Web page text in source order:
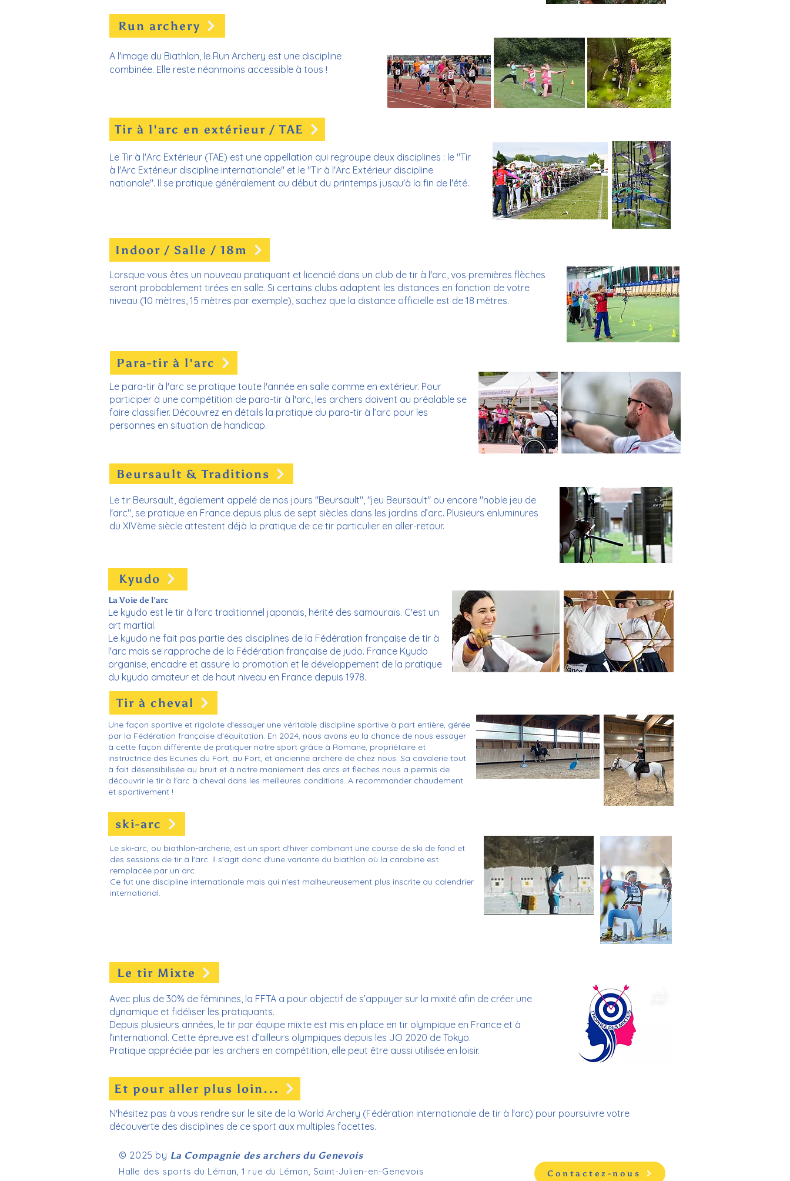
Run archery
A l'image du Biathlon, le Run Archery est une discipline
combinée. Elle reste néanmoins accessible à tous !
Tir à l'arc en extérieur / TAE
Le Tir à l'Arc Extérieur (TAE) est une appellation qui regroupe deux disciplines : le "Tir
à l'Arc Extérieur discipline internationale" et le "Tir à l'Arc Extérieur discipline
nationale". Il se pratique généralement au début du printemps jusqu'à la fin de l'été.
Indoor / Salle / 18m
Lorsque vous êtes un nouveau pratiquant et licencié dans un club de tir à l'arc, vos premières flèches
seront probablement tirées en salle. Si certains clubs adaptent les distances en fonction de votre
niveau (10 mètres, 15 mètres par exemple), sachez que la distance officielle est de 18 mètres.
Para-tir à l'arc
Le para-tir à l'arc se pratique toute l'année en salle comme en extérieur. Pour
participer à une compétition de para-tir à l'arc, les archers doivent au préalable se
faire classifier. Découvrez en détails la pratique du para-tir à l’arc pour les
personnes en situation de handicap.
Kyudo
La Voie de l'arc
​Le kyudo est le tir à l'arc traditionnel japonais, hérité des samouraïs. C'est un
art martial.
Le kyudo ne fait pas partie des disciplines de la Fédération française de tir à
l'arc mais se rapproche de la Fédération française de judo. France Kyudo
organise, encadre et assure la promotion et le développement de la pratique
du kyudo amateur et de haut niveau en France depuis 1978.
Tir à cheval
Une façon sportive et rigolote d'essayer une véritable discipline sportive à part entière, gérée
par la Fédération française d'équitation. En 2024, nous avons eu la chance de nous essayer
à cette façon différente de pratiquer notre sport grâce à Romane, propriétaire et
instructrice des Ecuries du Fort, au Fort, et ancienne archère de chez nous. Sa cavalerie tout
à fait désensibilisée au bruit et à notre maniement des arcs et flèches nous a permis de
découvrir le tir à l'arc à cheval dans les meilleures conditions. A recommander chaudement
et sportivement !
Beursault & Traditions
Le tir Beursault, également appelé de nos jours "Beursault", "jeu Beursault" ou encore "noble jeu de
l'arc", se pratique en France depuis plus de sept siècles dans les jardins d’arc. Plusieurs enluminures
du XIVème siècle attestent déjà la pratique de ce tir particulier en aller-retour.
ski-arc
Le ski-arc, ou biathlon-archerie, est un sport d'hiver combinant une course de ski de fond et
des sessions de tir à l'arc. Il s'agit donc d'une variante du biathlon où la carabine est
remplacée par un arc.
Ce fut une discipline internationale mais qui n'est malheureusement plus inscrite au calendrier
international.
Le tir Mixte
Avec plus de 30% de féminines, la FFTA a pour objectif de s’appuyer sur la mixité afin de créer une
dynamique et fidéliser les pratiquants.
Depuis plusieurs années, le tir par équipe mixte est mis en place en tir olympique en France et à
l’international. Cette épreuve est d’ailleurs olympiques depuis les JO 2020 de Tokyo.
Pratique appréciée par les archers en compétition, elle peut être aussi utilisée en loisir.
Et pour aller plus loin...
N'hésitez pas à vous rendre sur le site de la World Archery (Fédération internationale de tir à l'arc) pour poursuivre votre
découverte des disciplines de ce sport aux multiples facettes.
© 2025 by La Compagnie des archers du Genevois
Halle des sports du Léman, 1 rue du Léman, Saint-Julien-en-Genevois
Contactez-nous